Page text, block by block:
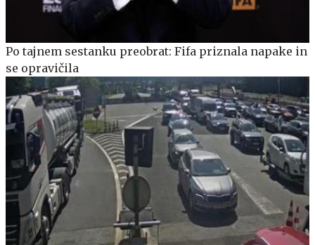
Po tajnem sestanku preobrat: Fifa priznala napake in
se opravičila